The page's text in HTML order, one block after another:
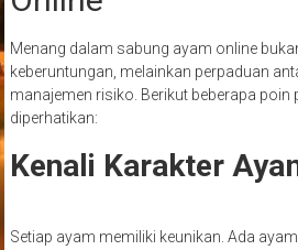
Menang dalam sabung ayam online
keberuntungan, melainkan perpaduan
manajemen risiko. Berikut beberapa poin
diperhatikan:
Kenali Karakter
Setiap ayam memiliki keunikan. Ada